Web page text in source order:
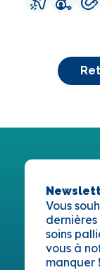
Vous
soins
vous à
manquer !